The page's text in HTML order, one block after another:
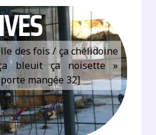
des fois / ça chélidoine
bleuit ça noisette »
mangée 32]